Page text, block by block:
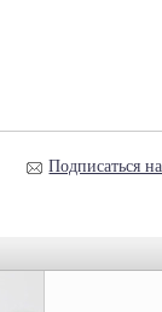
Подписаться